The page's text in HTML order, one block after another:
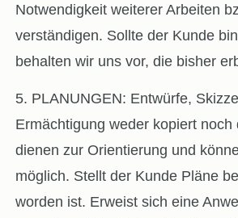
Notwendigkeit weiterer Arbeiten
verständigen. Sollte der Kunde
behalten wir uns vor, die bisher
5. PLANUNGEN: Entwürfe,
Ermächtigung weder kopiert
dienen zur Orientierung und
möglich. Stellt der Kunde Pläne
worden ist. Erweist sich eine